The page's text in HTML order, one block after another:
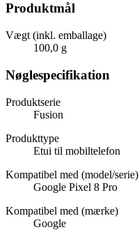
Produktmål
Vægt (inkl. emballage)
100,0 g
Nøglespecifikation
Produktserie
Fusion
Produkttype
Etui til mobiltelefon
Kompatibel med (model/serie)
Google Pixel 8 Pro
Kompatibel med (mærke)
Google